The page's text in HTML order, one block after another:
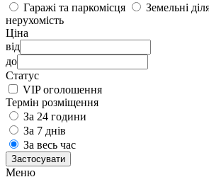
Гаражі та паркомісця
Земельні
нерухомість
Ціна
від
до
Статус
VIP оголошення
Термін розміщення
За 24 години
За 7 днів
За весь час
Застосувати
Меню